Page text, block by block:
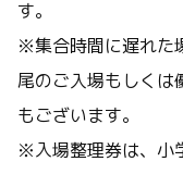
す。
※集合時間に遅れた
尾のご⼊場もしくは
もございます。
※入場整理券は、小